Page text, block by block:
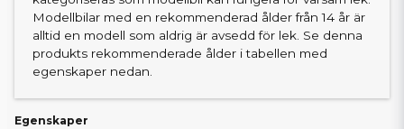
Modellbilar med en rekommenderad ålder från 14 år är
alltid en modell som aldrig är avsedd för lek. Se denna
produkts rekommenderade ålder i tabellen med
egenskaper nedan.
Egenskaper